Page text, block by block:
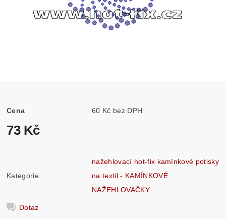
Cena 60 Kč bez DPH
73 Kč
Kategorie
nažehlovací hot-fix kamínkové potisky
na textil - KAMÍNKOVÉ
NAŽEHLOVAČKY
Dotaz